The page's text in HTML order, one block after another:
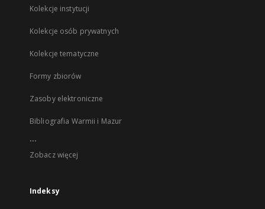
Kolekcje instytucji
Kolekcje osób prywatnych
Kolekcje tematyczne
Formy zbiorów
Zasoby elektroniczne
Bibliografia Warmii i Mazur
...
Zobacz więcej
Indeksy